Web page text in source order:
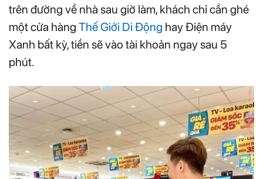
trên đường về nhà sau giờ làm, khách chỉ cần ghé
một cửa hàng Thế Giới Di Động hay Điện máy
Xanh bất kỳ, tiền sẽ vào tài khoản ngay sau 5
phút.